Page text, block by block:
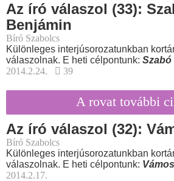
Az író válaszol (33):
Benjámin
Bíró Szabolcs
Különleges interjúsorozatunkban
válaszolnak. E heti célpontunk: Szabó
2014.2.24.
39
A rovat további
Az író válaszol (32):
Bíró Szabolcs
Különleges interjúsorozatunkban
válaszolnak. E heti célpontunk:
2014.2.17.